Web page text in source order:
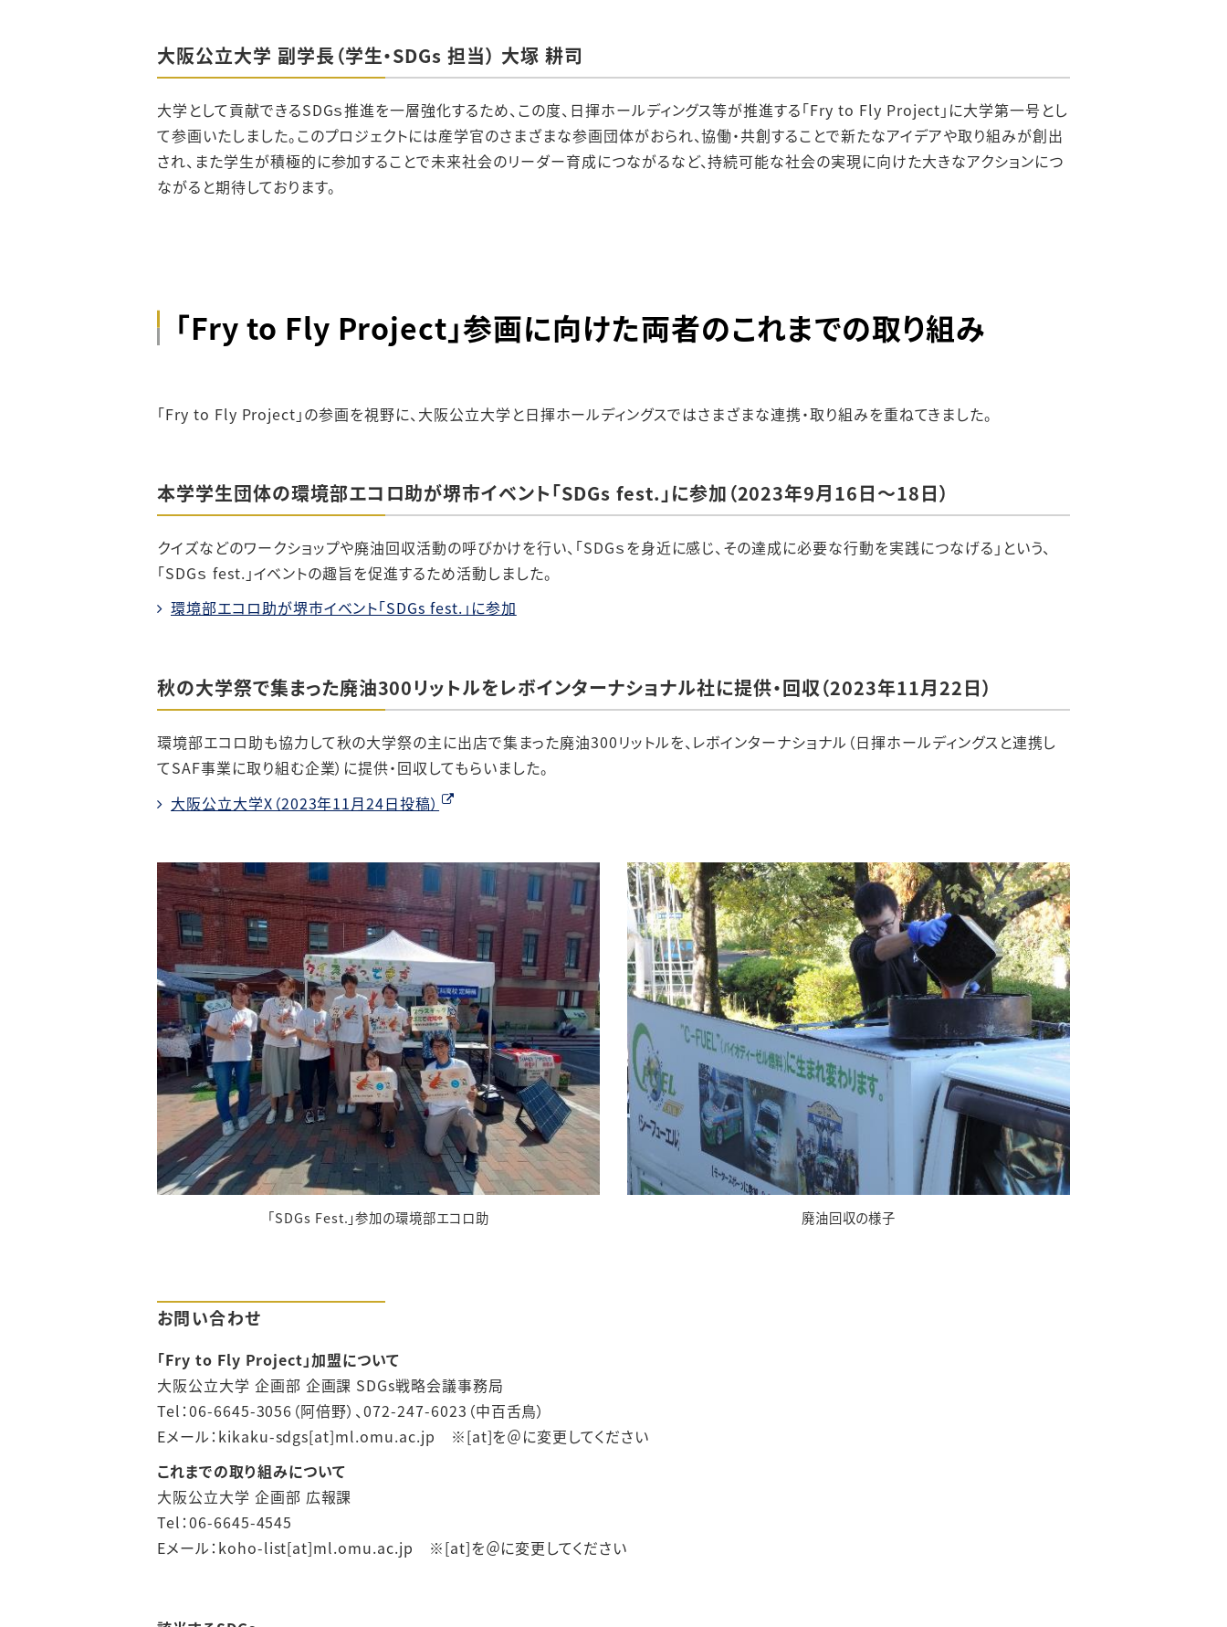
大阪公立大学 副学長（学生・SDGs 担当） 大塚 耕司
大学として貢献できるSDGｓ推進を一層強化するため、この度、日揮ホールディングス等が推進する「Fry to Fly Project」に大学第一号とし
て参画いたしました。このプロジェクトには産学官のさまざまな参画団体がおられ、協働・共創することで新たなアイデアや取り組みが創出
され、また学生が積極的に参加することで未来社会のリーダー育成につながるなど、持続可能な社会の実現に向けた大きなアクションにつ
ながると期待しております。
「Fry to Fly Project」参画に向けた両者のこれまでの取り組み
「Fry to Fly Project」の参画を視野に、大阪公立大学と日揮ホールディングスではさまざまな連携・取り組みを重ねてきました。
本学学生団体の環境部エコロ助が堺市イベント「SDGs fest.」に参加（2023年9月16日～18日）
クイズなどのワークショップや廃油回収活動の呼びかけを行い、「SDGｓを身近に感じ、その達成に必要な行動を実践につなげる」という、
「SDGｓ fest.」イベントの趣旨を促進するため活動しました。
環境部エコロ助が堺市イベント「SDGs fest.」に参加
秋の大学祭で集まった廃油300リットルをレボインターナショナル社に提供・回収（2023年11月22日）
環境部エコロ助も協力して秋の大学祭の主に出店で集まった廃油300リットルを、レボインターナショナル（日揮ホールディングスと連携し
てSAF事業に取り組む企業）に提供・回収してもらいました。
大阪公立大学X（2023年11月24日投稿）
「SDGs Fest.」参加の環境部エコロ助 廃油回収の様子
お問い合わせ
「Fry to Fly Project」加盟について
大阪公立大学 企画部 企画課 SDGs戦略会議事務局
Tel：06-6645-3056（阿倍野）、072-247-6023（中百舌鳥）
Eメール：kikaku-sdgs[at]ml.omu.ac.jp ※[at]を＠に変更してください
これまでの取り組みについて
大阪公立大学 企画部 広報課
Tel：06-6645-4545
Eメール：koho-list[at]ml.omu.ac.jp ※[at]を＠に変更してください